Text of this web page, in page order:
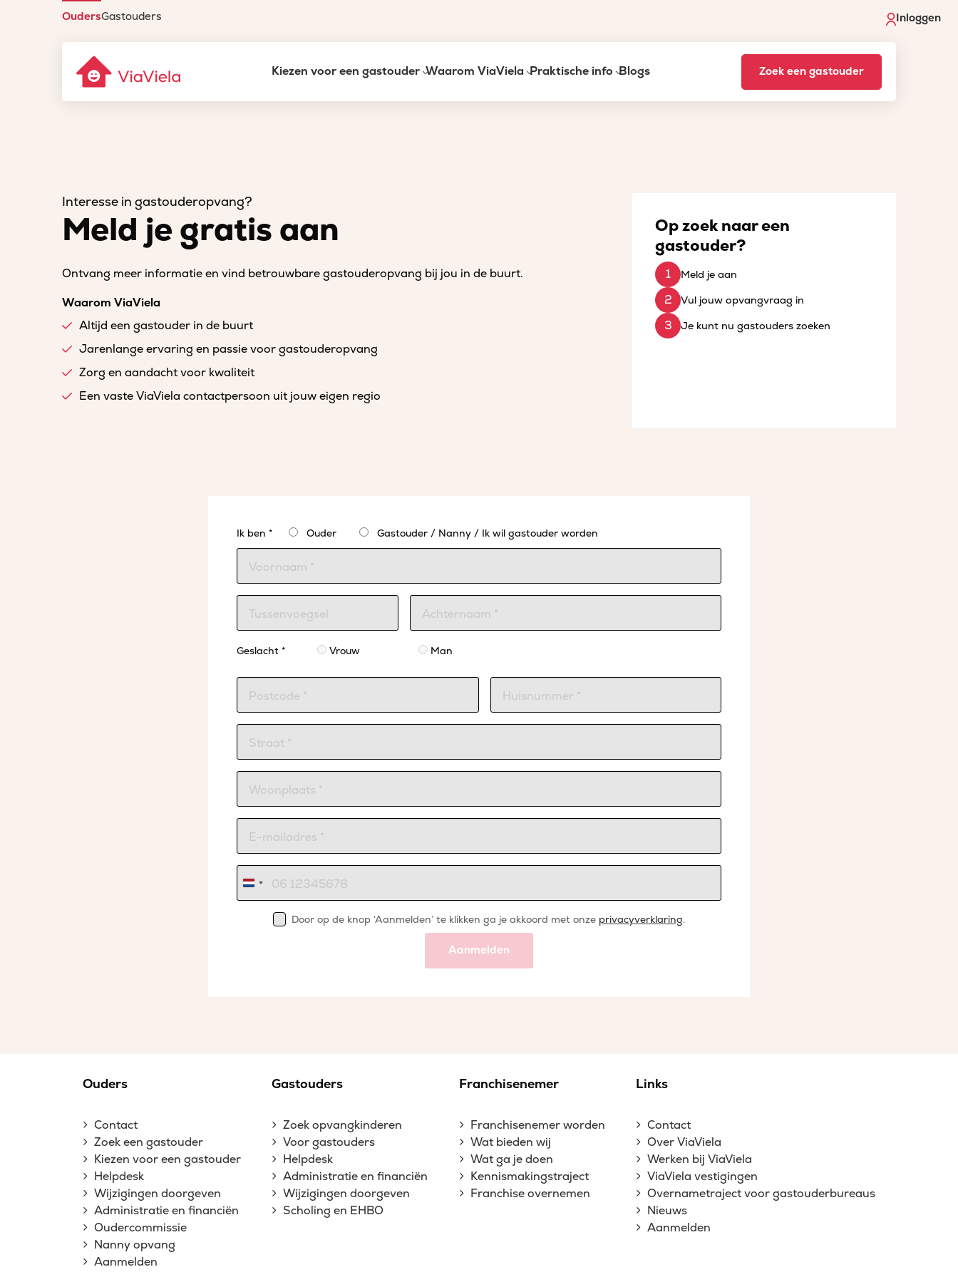
OudersGastouders Inloggen
Kiezen voor een gastouder Waarom ViaViela Praktische info Blogs Zoek een gastouder
Interesse in gastouderopvang?
Meld je gratis aan
Ontvang meer informatie en vind betrouwbare gastouderopvang bij jou in de buurt.
Waarom ViaViela
Altijd een gastouder in de buurt
Jarenlange ervaring en passie voor gastouderopvang
Zorg en aandacht voor kwaliteit
Een vaste ViaViela contactpersoon uit jouw eigen regio
Op zoek naar een
gastouder?
Meld je aan
Vul jouw opvangvraag in
Je kunt nu gastouders zoeken
Ik ben * Ouder Gastouder / Nanny / Ik wil gastouder worden
Geslacht * Vrouw Man
Nederland
+31
Door op de knop ‘Aanmelden’ te klikken ga je akkoord met onze privacyverklaring.
Aanmelden
Ouders
Contact
Zoek een gastouder
Kiezen voor een gastouder
Helpdesk
Wijzigingen doorgeven
Administratie en financiën
Oudercommissie
Nanny opvang
Aanmelden
Gastouders
Zoek opvangkinderen
Voor gastouders
Helpdesk
Administratie en financiën
Wijzigingen doorgeven
Scholing en EHBO
Franchisenemer
Franchisenemer worden
Wat bieden wij
Wat ga je doen
Kennismakingstraject
Franchise overnemen
Links
Contact
Over ViaViela
Werken bij ViaViela
ViaViela vestigingen
Overnametraject voor gastouderbureaus
Nieuws
Aanmelden